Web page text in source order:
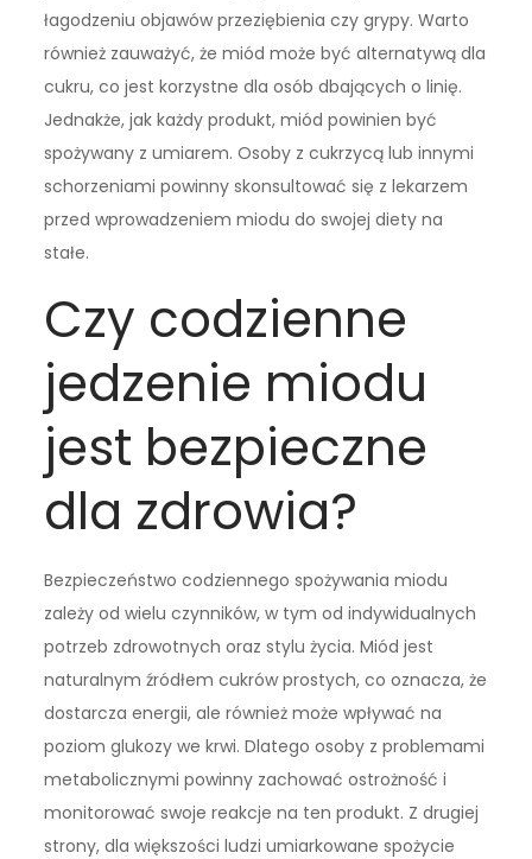
łagodzeniu objawów przeziębienia czy grypy. Warto
również zauważyć, że miód może być alternatywą dla
cukru, co jest korzystne dla osób dbających o linię.
Jednakże, jak każdy produkt, miód powinien być
spożywany z umiarem. Osoby z cukrzycą lub innymi
schorzeniami powinny skonsultować się z lekarzem
przed wprowadzeniem miodu do swojej diety na
stałe.
Czy codzienne
jedzenie miodu
jest bezpieczne
dla zdrowia?
Bezpieczeństwo codziennego spożywania miodu
zależy od wielu czynników, w tym od indywidualnych
potrzeb zdrowotnych oraz stylu życia. Miód jest
naturalnym źródłem cukrów prostych, co oznacza, że
dostarcza energii, ale również może wpływać na
poziom glukozy we krwi. Dlatego osoby z problemami
metabolicznymi powinny zachować ostrożność i
monitorować swoje reakcje na ten produkt. Z drugiej
strony, dla większości ludzi umiarkowane spożycie